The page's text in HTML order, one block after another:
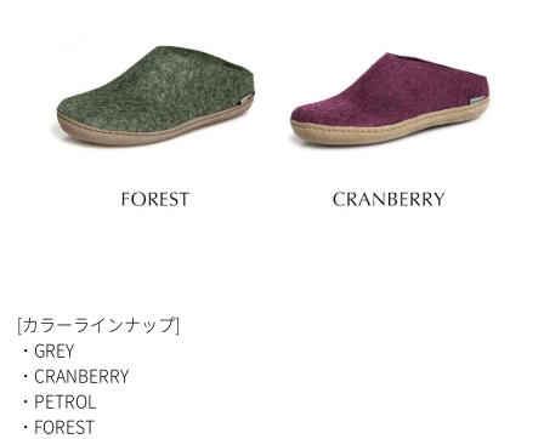
[カラーラインナップ]
・GREY
・CRANBERRY
・PETROL
・FOREST